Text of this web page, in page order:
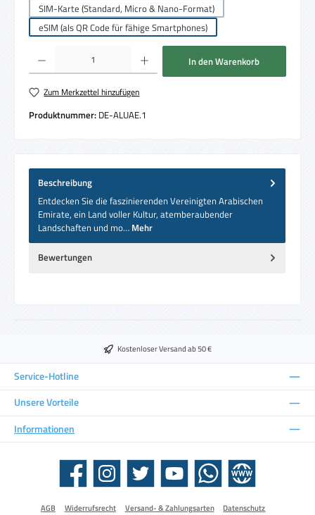
SIM-Karte (Standard, Micro & Nano-Format)
eSIM (als QR Code für fähige Smartphones)
Produkt Anzahl: Gib den gewünschten Wert ein oder benutze die Schaltflächen um
In den Warenkorb
Zum Merkzettel hinzufügen
Produktnummer: DE-ALUAE.1
Beschreibung
Entdecken Sie die faszinierenden Vereinigten Arabischen
Emirate, ein Land voller Kultur, atemberaubender
Landschaften und mo… Mehr
Bewertungen
Kostenloser Versand ab 50 €
Service-Hotline
Unsere Vorteile
Informationen
Facebook Instagram Twitter YouTube WhatsApp Website
AGB Widerrufsrecht Versand- & Zahlungsarten
Datenschutz